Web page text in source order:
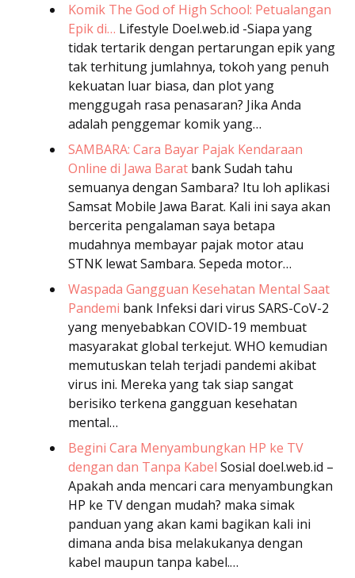
Komik The God of High School: Petualangan
Epik di… Lifestyle Doel.web.id -Siapa yang
tidak tertarik dengan pertarungan epik yang
tak terhitung jumlahnya, tokoh yang penuh
kekuatan luar biasa, dan plot yang
menggugah rasa penasaran? Jika Anda
adalah penggemar komik yang…
SAMBARA: Cara Bayar Pajak Kendaraan
Online di Jawa Barat bankSudah tahu
semuanya dengan Sambara? Itu loh aplikasi
Samsat Mobile Jawa Barat. Kali ini saya akan
bercerita pengalaman saya betapa
mudahnya membayar pajak motor atau
STNK lewat Sambara. Sepeda motor…
Waspada Gangguan Kesehatan Mental Saat
Pandemi bank Infeksi dari virus SARS-CoV-2
yang menyebabkan COVID-19 membuat
masyarakat global terkejut. WHO kemudian
memutuskan telah terjadi pandemi akibat
virus ini. Mereka yang tak siap sangat
berisiko terkena gangguan kesehatan
mental…
Begini Cara Menyambungkan HP ke TV
dengan dan Tanpa Kabel Sosial doel.web.id –
Apakah anda mencari cara menyambungkan
HP ke TV dengan mudah? maka simak
panduan yang akan kami bagikan kali ini
dimana anda bisa melakukanya dengan
kabel maupun tanpa kabel.…